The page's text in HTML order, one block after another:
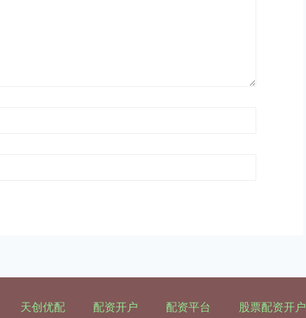
天创优配 配资开户 配资平台 股票配资开户